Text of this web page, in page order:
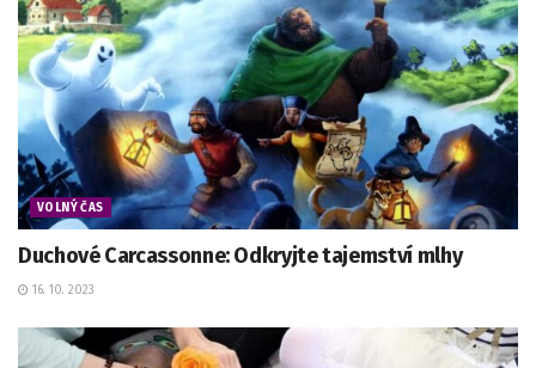
VOLNÝ ČAS
Duchové Carcassonne: Odkryjte tajemství mlhy
16. 10. 2023